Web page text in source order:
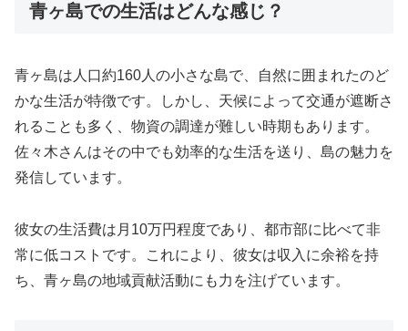
青ヶ島での生活はどんな感じ？
青ヶ島は人口約160人の小さな島で、自然に囲まれたのど
かな生活が特徴です。しかし、天候によって交通が遮断さ
れることも多く、物資の調達が難しい時期もあります。
佐々木さんはその中でも効率的な生活を送り、島の魅力を
発信しています。
彼女の生活費は月10万円程度であり、都市部に比べて非
常に低コストです。これにより、彼女は収入に余裕を持
ち、青ヶ島の地域貢献活動にも力を注げています。